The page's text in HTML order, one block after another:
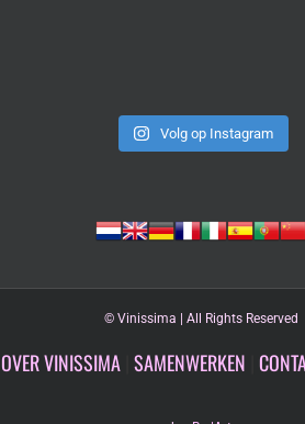
Volg op Instagram
© Vinissima | All Rights Reserved
OVER VINISSIMA SAMENWERKEN